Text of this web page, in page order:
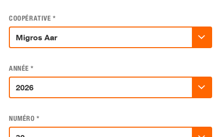
COOPÉRATIVE *
ANNÉE *
NUMÉRO *